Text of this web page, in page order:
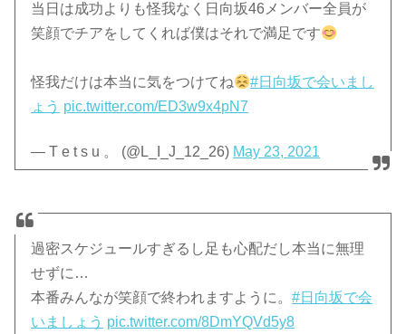
当日は成功よりも怪我なく日向坂46メンバー全員が
笑顔でチアをしてくれば僕はそれで満足です
怪我だけは本当に気をつけてね
#日向坂で会いまし
ょう pic.twitter.com/ED3w9x4pN7
— T e t s u 。 (@L_I_J_12_26) May 23, 2021
過密スケジュールすぎるし足も心配だし本当に無理
せずに…
本番みんなが笑顔で終われますように。#日向坂で会
いましょう pic.twitter.com/8DmYQVd5y8